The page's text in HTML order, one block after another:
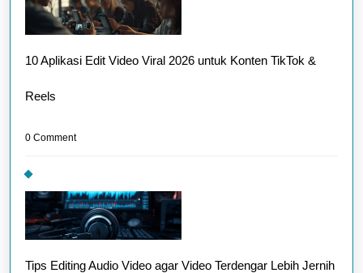
10 Aplikasi Edit Video Viral 2026 untuk Konten TikTok &
Reels
0 Comment
Tips Editing Audio Video agar Video Terdengar Lebih Jernih